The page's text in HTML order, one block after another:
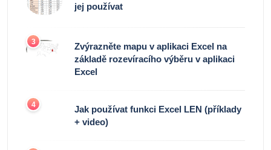
jej používat
3
Zvýrazněte mapu v aplikaci Excel na
základě rozevíracího výběru v aplikaci
Excel
4
Jak používat funkci Excel LEN (příklady
+ video)